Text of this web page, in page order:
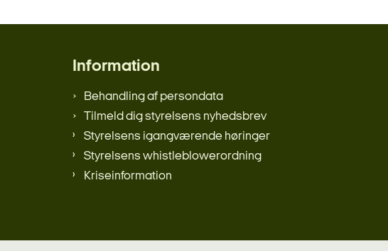
Information
Behandling af persondata
Tilmeld dig styrelsens nyhedsbrev
Styrelsens igangværende høringer
Styrelsens whistleblowerordning
Kriseinformation